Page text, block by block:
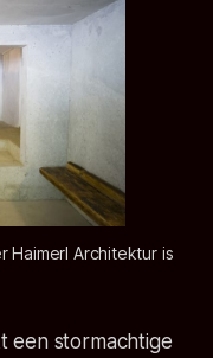
Haimerl Architektur is
een stormachtige